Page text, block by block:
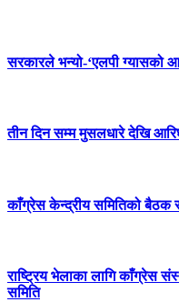
सरकारले भन्यो-‘एलपी ग्यासको
तीन दिन सम्म मुसलधारे देखि
काँग्रेस केन्द्रीय समितिको बैठक
राष्ट्रिय भेलाका लागि काँग्रेस
समिति